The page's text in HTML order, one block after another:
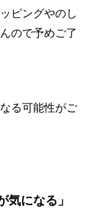
ピングやのし
ので予めご了
る可能性がご
気になる」